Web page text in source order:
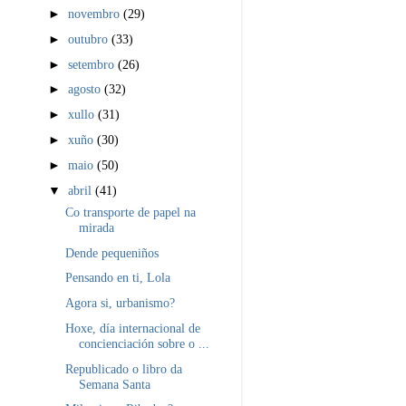
►novembro(29)
►outubro(33)
►setembro(26)
►agosto(32)
►xullo(31)
►xuño(30)
►maio(50)
▼abril(41)
Co transporte de papel na
mirada
Dende pequeniños
Pensando en ti, Lola
Agora si, urbanismo?
Hoxe, día internacional de
concienciación sobre o ...
Republicado o libro da
Semana Santa